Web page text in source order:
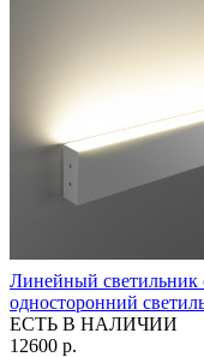
Линейный светильник
односторонний
ЕСТЬ В НАЛИЧИИ
12600 р.